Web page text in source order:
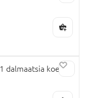
dalmaatsia koera: